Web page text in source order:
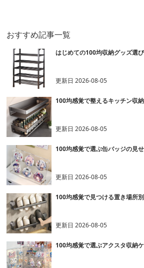
おすすめ記事一覧
はじめての100均収納グッズ選
更新日2026-08-05
100均感覚で整えるキッチン収
更新日2026-08-05
100均感覚で選ぶ缶バッジの見
更新日2026-08-05
100均感覚で見つける置き場所
更新日2026-08-05
100均感覚で選ぶアクスタ収納